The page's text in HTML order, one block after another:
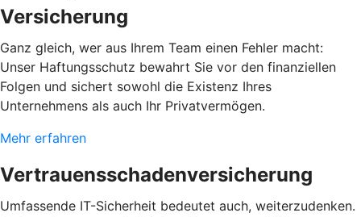
Versicherung
Ganz gleich, wer aus Ihrem Team einen Fehler macht:
Unser Haftungsschutz bewahrt Sie vor den finanziellen
Folgen und sichert sowohl die Existenz Ihres
Unternehmens als auch Ihr Privatvermögen.
Mehr erfahren
Vertrauensschadenversicherung
Umfassende IT-Sicherheit bedeutet auch, weiterzudenken.